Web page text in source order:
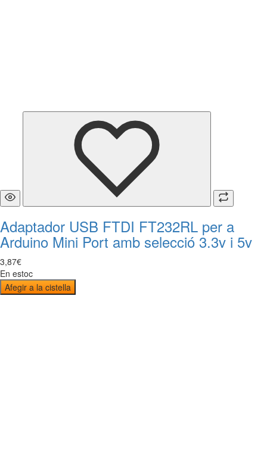
Adaptador USB FTDI FT232RL per a
Arduino Mini Port amb selecció 3.3v i 5v
3,87€
En estoc
Afegir a la cistella